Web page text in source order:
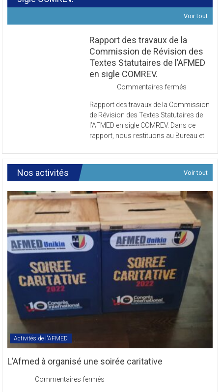
Voir tout
Rapport des travaux de la
Commission de Révision des
Textes Statutaires de l’AFMED
en sigle COMREV.
Commentaires fermés
des
travaux
de
la
de
Révision
Textes
Statutaires
de
l’AFMED
en
sigle
COMREV.
Rapport des travaux de la Commission
de Révision des Textes Statutaires de
l’AFMED en sigle COMREV. Dans ce
rapport, nous restituons au Bureau et
Nos activités Voir tout
Activités de l'AFMED
L’Afmed à organisé une soirée caritative
Commentaires fermés